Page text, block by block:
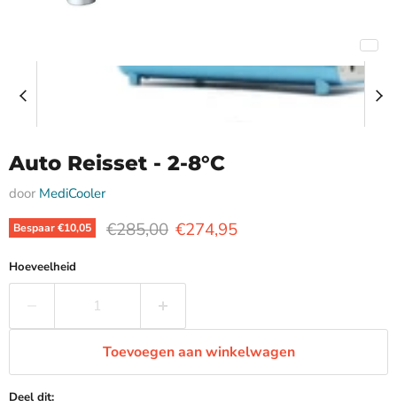
Auto Reisset - 2-8°C
door MediCooler
Bespaar€10,05 Oorspronkelijke prijs
€285,00 Huidige prijs
€274,95
Hoeveelheid
Toevoegen aan winkelwagen
Deel dit: